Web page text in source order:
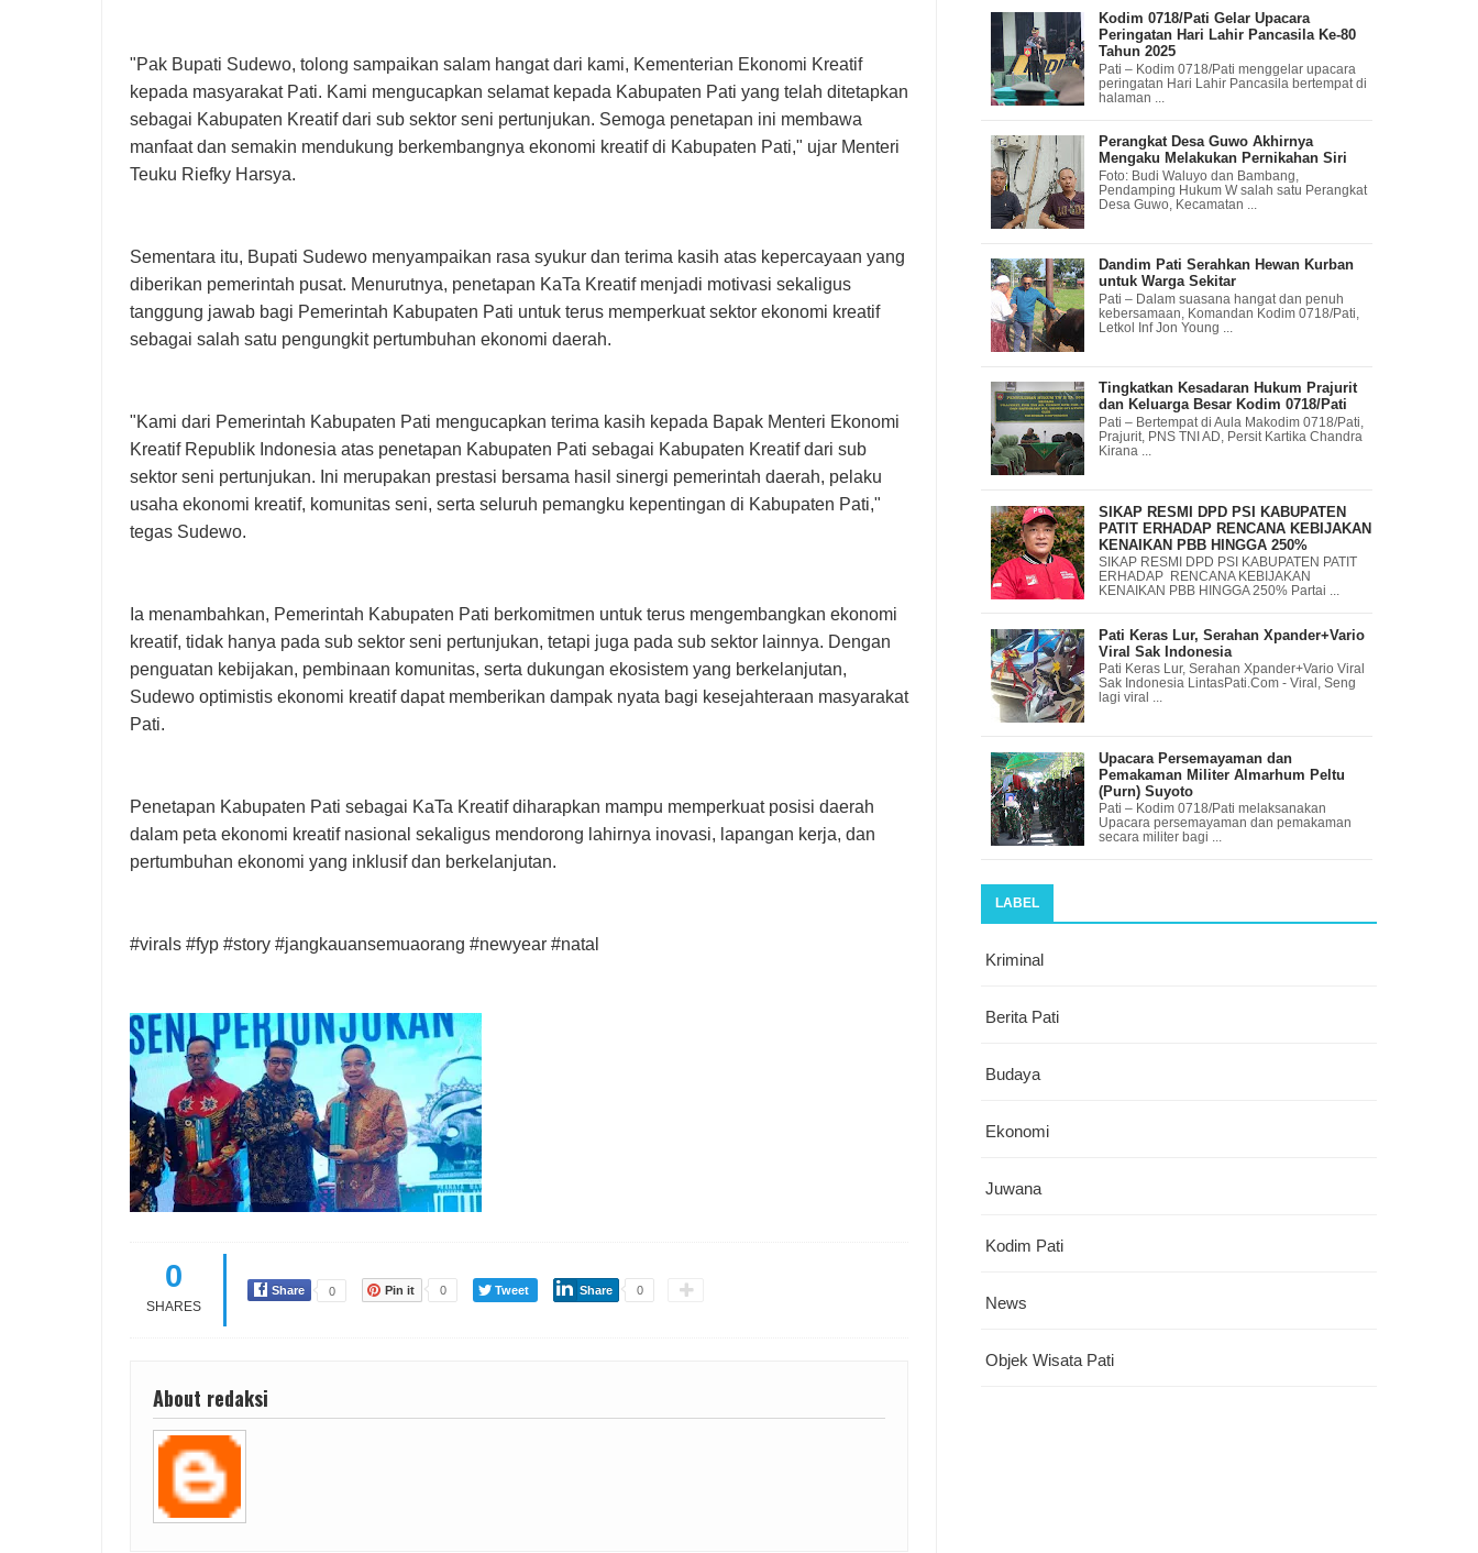
"Pak Bupati Sudewo, tolong sampaikan salam hangat dari kami, Kementerian Ekonomi Kreatif
kepada masyarakat Pati. Kami mengucapkan selamat kepada Kabupaten Pati yang telah ditetapkan
sebagai Kabupaten Kreatif dari sub sektor seni pertunjukan. Semoga penetapan ini membawa
manfaat dan semakin mendukung berkembangnya ekonomi kreatif di Kabupaten Pati," ujar Menteri
Teuku Riefky Harsya.
Sementara itu, Bupati Sudewo menyampaikan rasa syukur dan terima kasih atas kepercayaan yang
diberikan pemerintah pusat. Menurutnya, penetapan KaTa Kreatif menjadi motivasi sekaligus
tanggung jawab bagi Pemerintah Kabupaten Pati untuk terus memperkuat sektor ekonomi kreatif
sebagai salah satu pengungkit pertumbuhan ekonomi daerah.
"Kami dari Pemerintah Kabupaten Pati mengucapkan terima kasih kepada Bapak Menteri Ekonomi
Kreatif Republik Indonesia atas penetapan Kabupaten Pati sebagai Kabupaten Kreatif dari sub
sektor seni pertunjukan. Ini merupakan prestasi bersama hasil sinergi pemerintah daerah, pelaku
usaha ekonomi kreatif, komunitas seni, serta seluruh pemangku kepentingan di Kabupaten Pati,"
tegas Sudewo.
Ia menambahkan, Pemerintah Kabupaten Pati berkomitmen untuk terus mengembangkan ekonomi
kreatif, tidak hanya pada sub sektor seni pertunjukan, tetapi juga pada sub sektor lainnya. Dengan
penguatan kebijakan, pembinaan komunitas, serta dukungan ekosistem yang berkelanjutan,
Sudewo optimistis ekonomi kreatif dapat memberikan dampak nyata bagi kesejahteraan masyarakat
Pati.
Penetapan Kabupaten Pati sebagai KaTa Kreatif diharapkan mampu memperkuat posisi daerah
dalam peta ekonomi kreatif nasional sekaligus mendorong lahirnya inovasi, lapangan kerja, dan
pertumbuhan ekonomi yang inklusif dan berkelanjutan.
#virals #fyp #story #jangkauansemuaorang #newyear #natal
0
SHARES
Share 0 Pin it 0 Tweet Share 0
About redaksi
Kodim 0718/Pati Gelar Upacara
Peringatan Hari Lahir Pancasila Ke-80
Tahun 2025
Pati – Kodim 0718/Pati menggelar upacara
peringatan Hari Lahir Pancasila bertempat di
halaman ...
Perangkat Desa Guwo Akhirnya
Mengaku Melakukan Pernikahan Siri
Foto: Budi Waluyo dan Bambang,
Pendamping Hukum W salah satu Perangkat
Desa Guwo, Kecamatan ...
Dandim Pati Serahkan Hewan Kurban
untuk Warga Sekitar
Pati – Dalam suasana hangat dan penuh
kebersamaan, Komandan Kodim 0718/Pati,
Letkol Inf Jon Young ...
Tingkatkan Kesadaran Hukum Prajurit
dan Keluarga Besar Kodim 0718/Pati
Pati – Bertempat di Aula Makodim 0718/Pati,
Prajurit, PNS TNI AD, Persit Kartika Chandra
Kirana ...
SIKAP RESMI DPD PSI KABUPATEN
PATIT ERHADAP RENCANA KEBIJAKAN
KENAIKAN PBB HINGGA 250%
SIKAP RESMI DPD PSI KABUPATEN PATIT
ERHADAP RENCANA KEBIJAKAN
KENAIKAN PBB HINGGA 250% Partai ...
Pati Keras Lur, Serahan Xpander+Vario
Viral Sak Indonesia
Pati Keras Lur, Serahan Xpander+Vario Viral
Sak Indonesia LintasPati.Com - Viral, Seng
lagi viral ...
Upacara Persemayaman dan
Pemakaman Militer Almarhum Peltu
(Purn) Suyoto
Pati – Kodim 0718/Pati melaksanakan
Upacara persemayaman dan pemakaman
secara militer bagi ...
LABEL
Kriminal
Berita Pati
Budaya
Ekonomi
Juwana
Kodim Pati
News
Objek Wisata Pati